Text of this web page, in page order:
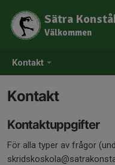
Kontakt
Sätra
Välkommen
Kontakt
Kontaktuppgifter
För alla typer av frågor